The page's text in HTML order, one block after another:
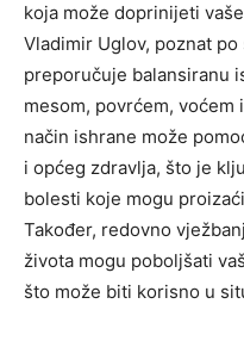
koja može doprinijeti
Vladimir Uglov, poznat
preporučuje balansiranu
mesom, povrćem, voćem
način ishrane može
i općeg zdravlja, što je
bolesti koje mogu
Također, redovno
života mogu poboljšati
što može biti korisno u